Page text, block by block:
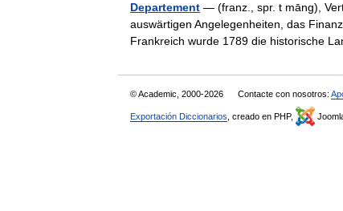
Departement — (franz., spr. t māng),
auswärtigen Angelegenheiten, das
Frankreich wurde 1789 die historische
© Academic, 2000-2026 Contacte con nosotros:
Exportación Diccionarios , creado en PHP,